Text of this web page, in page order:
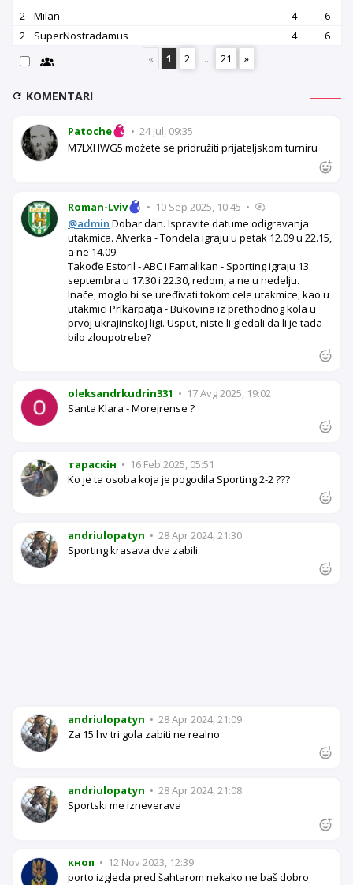
2
Milan 4
6
2
SuperNostradamus 4
6
«
1 2 ... 21 »
KOMENTARI
Patoche • 24 Jul, 09:35
M7LXHWG5 možete se pridružiti prijateljskom turniru
Roman-Lviv • 10 Sep 2025, 10:45 •
@admin Dobar dan. Ispravite datume odigravanja
utakmica. Alverka - Tondela igraju u petak 12.09 u 22.15,
a ne 14.09.
Takođe Estoril - ABC i Famalikan - Sporting igraju 13.
septembra u 17.30 i 22.30, redom, a ne u nedelju.
Inače, moglo bi se uređivati tokom cele utakmice, kao u
utakmici Prikarpatja - Bukovina iz prethodnog kola u
prvoj ukrajinskoj ligi. Usput, niste li gledali da li je tada
bilo zloupotrebe?
oleksandrkudrin331 • 17 Avg 2025, 19:02
Santa Klara - Morejrense ?
тараскін • 16 Feb 2025, 05:51
Ko je ta osoba koja je pogodila Sporting 2-2 ???
andriulopatyn • 28 Apr 2024, 21:30
Sporting krasava dva zabili
andriulopatyn • 28 Apr 2024, 21:09
Za 15 hv tri gola zabiti ne realno
andriulopatyn • 28 Apr 2024, 21:08
Sportski me izneverava
кноп • 12 Nov 2023, 12:39
porto izgleda pred šahtarom nekako ne baš dobro